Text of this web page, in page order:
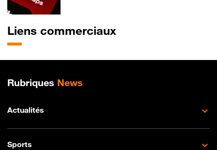
Liens commerciaux
Plan de site
Rubriques News
Actualités
Sports